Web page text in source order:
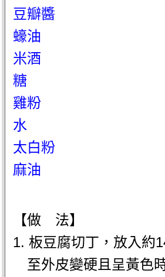
豆瓣醬
蠔油
米酒
糖
雞粉
水
太白粉
麻油
【做 法】
1. 板豆腐切丁，放入約
至外皮變硬且呈黃色